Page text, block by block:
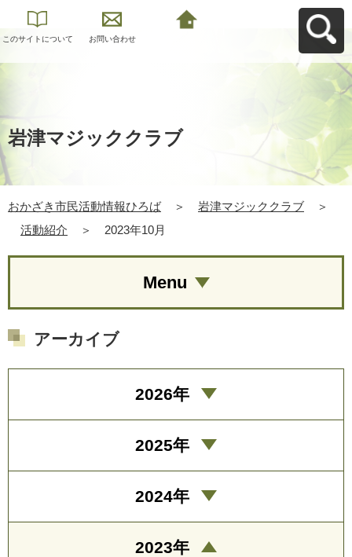
このサイトについて お問い合わせ
岩津マジッククラブ
おかざき市民活動情報ひろば ＞ 岩津マジッククラブ
＞
活動紹介
＞ 2023年10月
Menu
アーカイブ
2026年
2025年
2024年
2023年